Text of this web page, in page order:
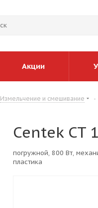
Акции
Измельчение и смешивание -
Centek CT
погружной, 800 Вт,
пластика